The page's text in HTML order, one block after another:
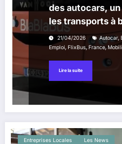
des autocars,
les transports à
21/04/2026 Autocar,
Emploi, FlixBus, France,
Lire la suite
Entreprises Locales Les News